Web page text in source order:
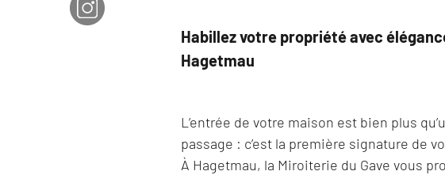
Habillez votre propriété avec
Hagetmau
L’entrée de votre maison est bien plus
passage : c’est la première signature de
À Hagetmau, la Miroiterie du Gave vous